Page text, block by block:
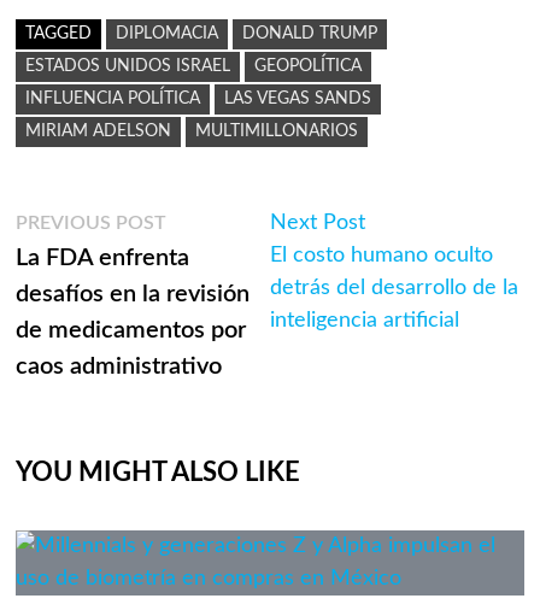
TAGGED DIPLOMACIA
DONALD TRUMP
ESTADOS UNIDOS ISRAEL
GEOPOLÍTICA
INFLUENCIA POLÍTICA
LAS VEGAS SANDS
MIRIAM ADELSON
MULTIMILLONARIOS
Navegación
de
entradas
PREVIOUS POSTPrevious
post:
La FDA enfrenta
desafíos en la revisión
de medicamentos por
caos administrativo
Next PostNext
post:
El costo humano oculto
detrás del desarrollo de la
inteligencia artificial
YOU MIGHT ALSO LIKE